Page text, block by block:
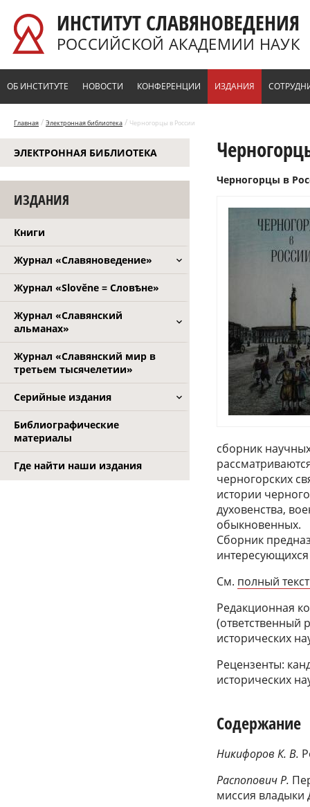
ИНСТИТУТ СЛАВЯНОВЕДЕНИЯ
РОССИЙСКОЙ АКАДЕМИИ НАУК
ОБ ИНСТИТУТЕ НОВОСТИ КОНФЕРЕНЦИИ ИЗДАНИЯ
Главная / Электронная библиотека / Черногорцы в России
ЭЛЕКТРОННАЯ БИБЛИОТЕКА
ИЗДАНИЯ
Книги
Журнал «Славяноведение»
Журнал «Slověne = Словѣне»
Журнал «Славянский
альманах»
Журнал «Славянский мир в
третьем тысячелетии»
Серийные издания
Библиографические
материалы
Где найти наши издания
Черногорцы в
сборник
черногорских
истории
духовенства,
обыкновенных.
Сборник
См. полный
Редакционная
(ответственный
исторических
Рецензенты:
исторических
Содержание
Никифоров К. В.
Распопович Р.
миссия владыки